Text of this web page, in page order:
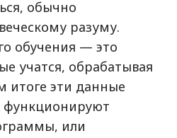
обычно
разуму.
обучения — это
учатся, обрабатывая
итоге эти данные
функционируют
или